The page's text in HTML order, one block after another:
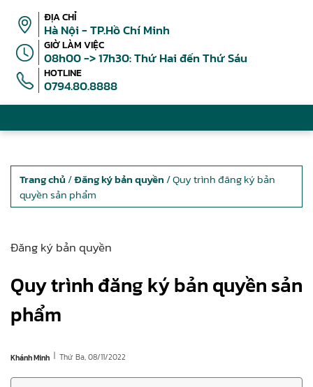
ĐỊA CHỈ
Hà Nội - TP.Hồ Chí Minh
GIỜ LÀM VIỆC
08h00 -> 17h30: Thứ Hai đến Thứ Sáu
HOTLINE
0794.80.8888
Trang chủ /Đăng ký bản quyền / Quy trình đăng ký bản
quyền sản phẩm
Đăng ký bản quyền
Quy trình đăng ký bản quyền sản
phẩm
Khánh Minh | Thứ Ba, 08/11/2022